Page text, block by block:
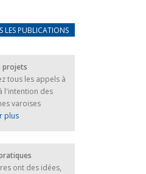
coeur de
actions
LES PUBLICATIONS
projets
tous les appels à
l'intention des
varoises
plus
ont des idées,